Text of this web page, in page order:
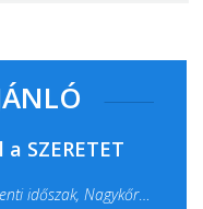
SZERETET
időszak, Nagykőrös